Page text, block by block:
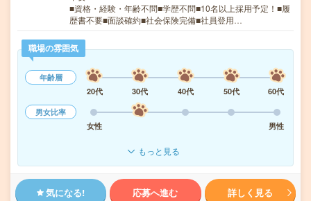
■資格・経験・年齢不問■学歴不問■10名以上採用予定！■履
歴書不要■面談確約■社会保険完備■社員登用…
職場の雰囲気
年齢層
20代
30代 40代 50代
60代
男女比率
女性
男性
もっと見る
気になる! 応募へ進む 詳しく見る